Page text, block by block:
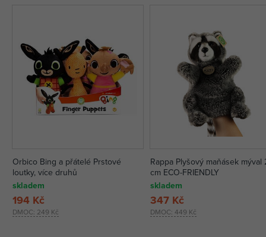
Orbico Bing a přátelé Prstové
loutky, více druhů
skladem
DMOC: 249 Kč
194 Kč
Rappa Plyšový maňásek mýval
cm ECO-FRIENDLY
skladem
DMOC:449 Kč
347 Kč